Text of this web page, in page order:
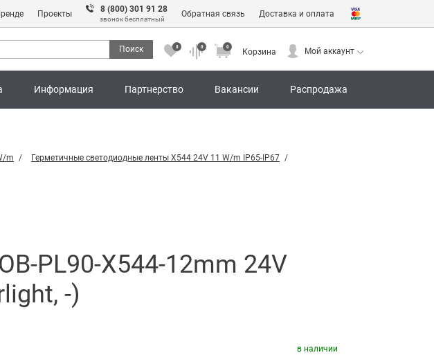
Проекты 8 (800) 301 91 28
звонок бесплатный
Обратная связь Доставка и оплата
Поиск 0 0 0
Корзина Мой аккаунт
Информация Партнерство Вакансии Распродажа
8 (800) 301 91 28 Корзина Мой аккаунт
m
Герметичные светодиодные ленты X544 24V 11 W/m IP65-IP67
PL90-X544-12mm 24V
-)
в наличии